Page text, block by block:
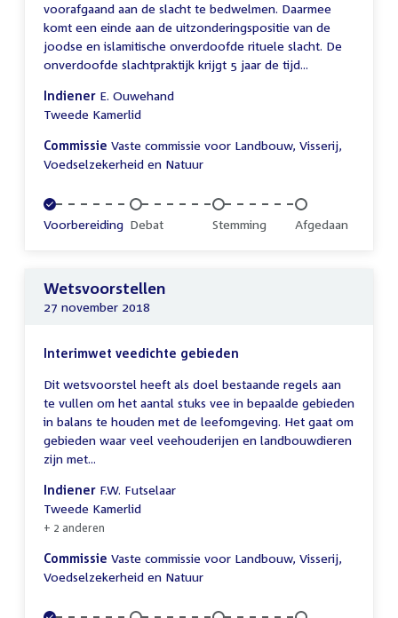
voorafgaand aan de slacht te bedwelmen. Daarmee
komt een einde aan de uitzonderingspositie van de
joodse en islamitische onverdoofde rituele slacht. De
onverdoofde slachtpraktijk krijgt 5 jaar de tijd...
Indiener E. Ouwehand
Tweede Kamerlid
Commissie Vaste commissie voor Landbouw, Visserij,
Voedselzekerheid en Natuur
Voltooid:
Voorbereiding Onvoltooid:
Debat Onvoltooid:
Stemming Onvoltooid:
Afgedaan
Wetsvoorstellen
27 november 2018
Interimwet veedichte gebieden
Dit wetsvoorstel heeft als doel bestaande regels aan
te vullen om het aantal stuks vee in bepaalde gebieden
in balans te houden met de leefomgeving. Het gaat om
gebieden waar veel veehouderijen en landbouwdieren
zijn met...
Indiener F.W. Futselaar
Tweede Kamerlid
+ 2 anderen
Commissie Vaste commissie voor Landbouw, Visserij,
Voedselzekerheid en Natuur